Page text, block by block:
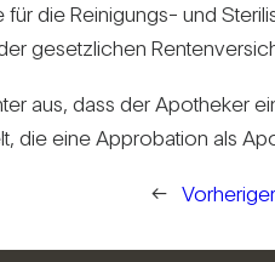
die Rei­ni­gungs- und
gesetz­li­chen
aus, dass der Apo­theker
die eine Appro­ba­tion als
←